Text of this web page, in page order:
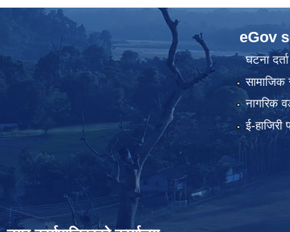
eGov
घटना दर्ता
सामाजिक
नागरिक
ई-हाजिरी